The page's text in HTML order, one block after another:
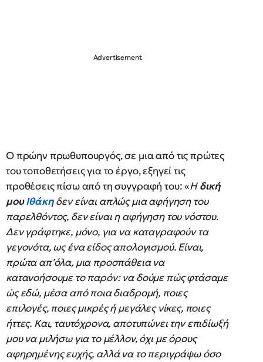
Ο πρώην πρωθυπουργός, σε μια από τις πρώτες
του τοποθετήσεις για το έργο, εξηγεί τις
προθέσεις πίσω από τη συγγραφή του: «Ηδική
μουΙθάκη δεν είναι απλώς μια αφήγηση του
παρελθόντος, δεν είναι η αφήγηση του νόστου.
Δεν γράφτηκε, μόνο, για να καταγραφούν τα
γεγονότα, ως ένα είδος απολογισμού. Είναι,
πρώτα απ’όλα, μια προσπάθεια να
κατανοήσουμε το παρόν: να δούμε πώς φτάσαμε
ώς εδώ, μέσα από ποια διαδρομή, ποιες
επιλογές, ποιες μικρές ή μεγάλες νίκες, ποιες
ήττες. Και, ταυτόχρονα, αποτυπώνει την επιδίωξή
μου να μιλήσω για το μέλλον, όχι με όρους
αφηρημένης ευχής, αλλά να το περιγράψω όσο